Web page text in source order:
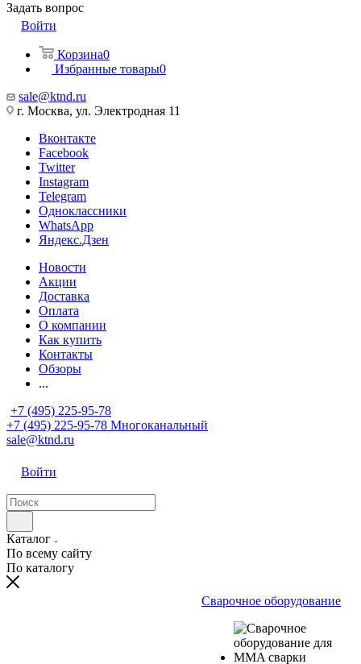
Задать вопрос
Войти
Корзина0
Избранные товары0
sale@ktnd.ru
г. Москва, ул. Электродная 11
Вконтакте
Facebook
Twitter
Instagram
Telegram
Одноклассники
WhatsApp
Яндекс.Дзен
Новости
Акции
Доставка
Оплата
О компании
Как купить
Контакты
Обзоры
...
+7 (495) 225-95-78
+7 (495) 225-95-78 Многоканальный
sale@ktnd.ru
Войти
Каталог
По всему сайту
По каталогу
Сварочное оборудование